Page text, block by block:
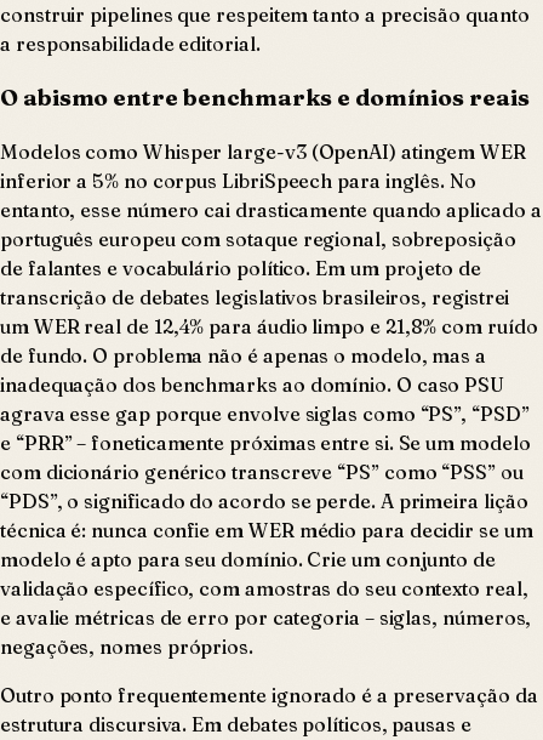
construir pipelines que respeitem tanto a precisão quanto
a responsabilidade editorial.
O abismo entre benchmarks e domínios reais
Modelos como Whisper large-v3 (OpenAI) atingem WER
inferior a 5% no corpus LibriSpeech para inglês. No
entanto, esse número cai drasticamente quando aplicado a
português europeu com sotaque regional, sobreposição
de falantes e vocabulário político. Em um projeto de
transcrição de debates legislativos brasileiros, registrei
um WER real de 12,4% para áudio limpo e 21,8% com ruído
de fundo. O problema não é apenas o modelo, mas a
inadequação dos benchmarks ao domínio. O caso PSU
agrava esse gap porque envolve siglas como “PS”, “PSD”
e “PRR” – foneticamente próximas entre si. Se um modelo
com dicionário genérico transcreve “PS” como “PSS” ou
“PDS”, o significado do acordo se perde. A primeira lição
técnica é: nunca confie em WER médio para decidir se um
modelo é apto para seu domínio. Crie um conjunto de
validação específico, com amostras do seu contexto real,
e avalie métricas de erro por categoria – siglas, números,
negações, nomes próprios.
Outro ponto frequentemente ignorado é a preservação da
estrutura discursiva. Em debates políticos, pausas e